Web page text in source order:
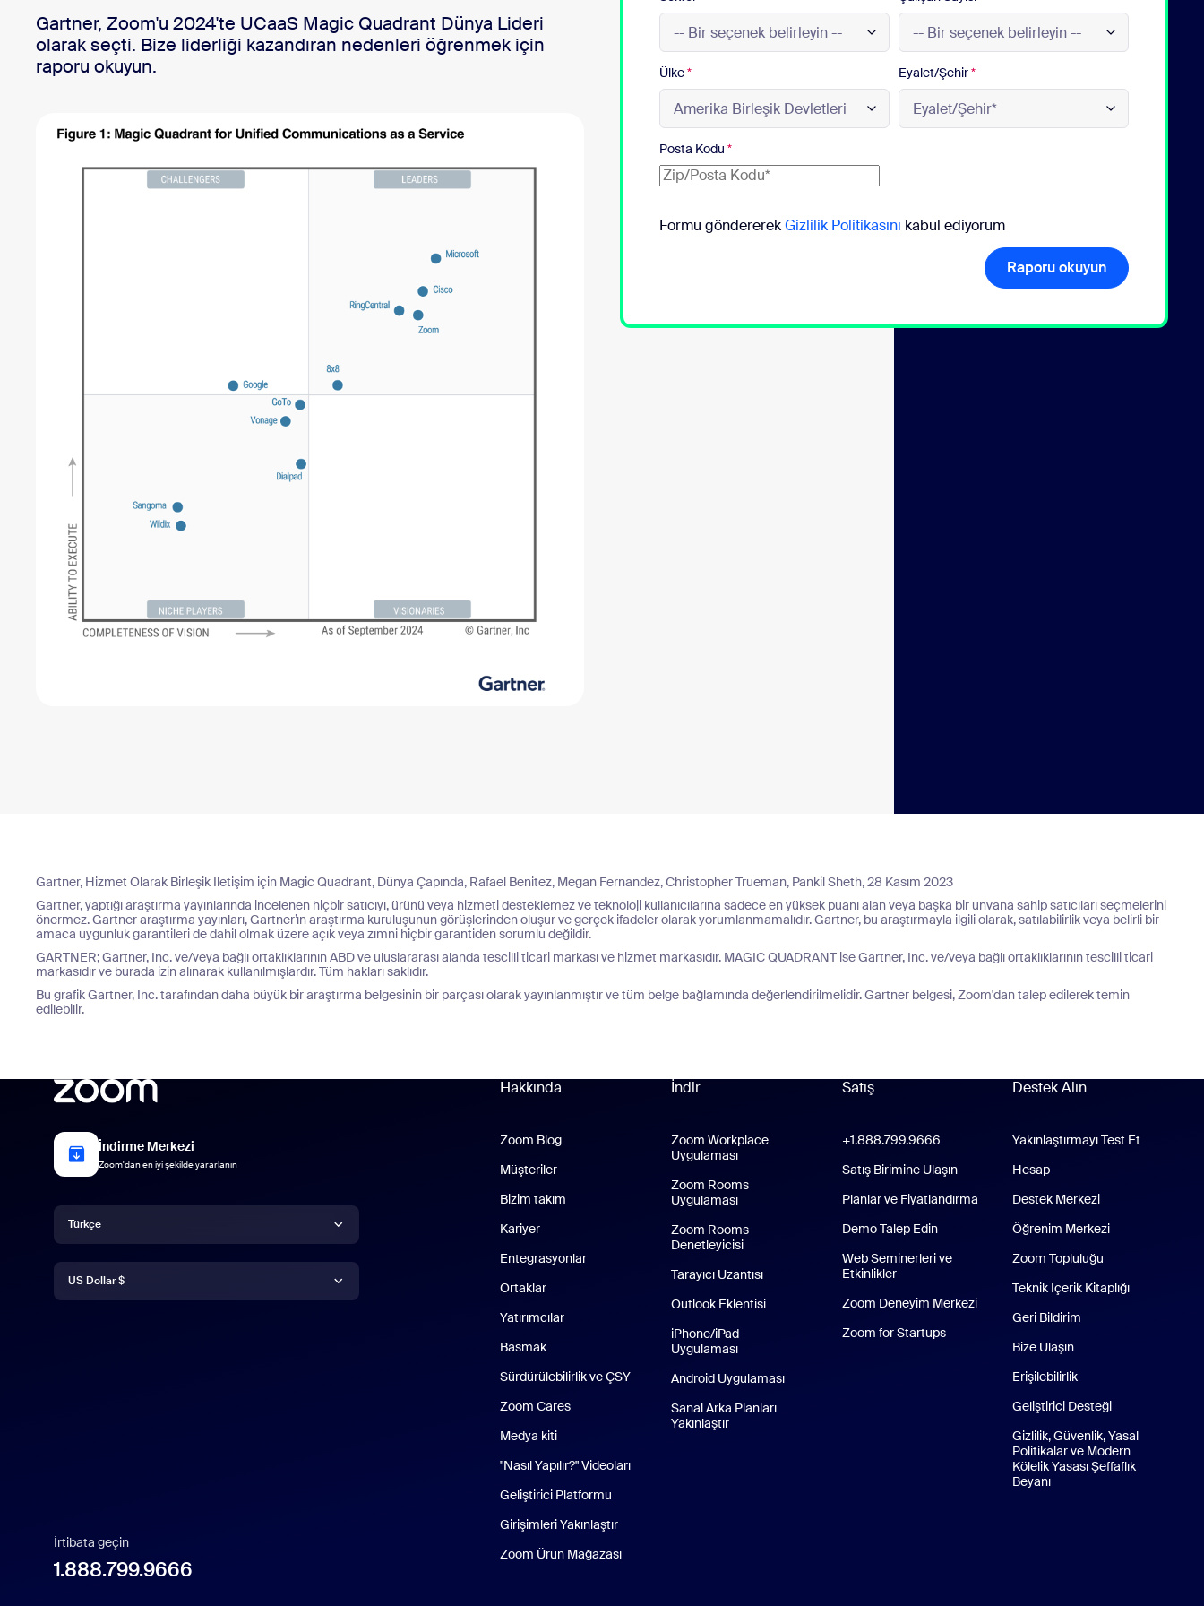
Uygulamalar ve Entegrasyonlar
Bonsai
İndirme Merkezi +1.888.799.9666/+1.888.303.1012
Gartner, Zoom'u 2024'te UCaaS Magic Quadrant Dünya Lideri
olarak seçti. Bize liderliği kazandıran nedenleri öğrenmek için
raporu okuyun.
Ülke* Eyalet/Şehir*
Posta Kodu *
Formu göndererekGizlilik Politikasını kabul ediyorum
Raporu okuyun
Gartner, Hizmet Olarak Birleşik İletişim için Magic Quadrant, Dünya Çapında, Rafael Benitez, Megan Fernandez, Christopher Trueman, Pankil Sheth, 28 Kasım 2023
Gartner, yaptığı araştırma yayınlarında incelenen hiçbir satıcıyı, ürünü veya hizmeti desteklemez ve teknoloji kullanıcılarına sadece en yüksek puanı alan veya başka bir unvana sahip satıcıları seçmelerini
önermez. Gartner araştırma yayınları, Gartner’ın araştırma kuruluşunun görüşlerinden oluşur ve gerçek ifadeler olarak yorumlanmamalıdır. Gartner, bu araştırmayla ilgili olarak, satılabilirlik veya belirli bir
amaca uygunluk garantileri de dahil olmak üzere açık veya zımni hiçbir garantiden sorumlu değildir.
GARTNER; Gartner, Inc. ve/veya bağlı ortaklıklarının ABD ve uluslararası alanda tescilli ticari markası ve hizmet markasıdır. MAGIC QUADRANT ise Gartner, Inc. ve/veya bağlı ortaklıklarının tescilli ticari
markasıdır ve burada izin alınarak kullanılmışlardır. Tüm hakları saklıdır.
Bu grafik Gartner, Inc. tarafından daha büyük bir araştırma belgesinin bir parçası olarak yayınlanmıştır ve tüm belge bağlamında değerlendirilmelidir. Gartner belgesi, Zoom'dan talep edilerek temin
edilebilir.
İndirme Merkezi
Zoom'dan en iyi şekilde yararlanın
Dil
Türkçe
Deutsch
Italiano
Para Birimi
US Dollar $
İrtibata geçin
1.888.799.9666
Hakkında
Zoom Blog
Müşteriler
Bizim takım
Kariyer
Entegrasyonlar
Ortaklar
Yatırımcılar
Basmak
Sürdürülebilirlik ve ÇSY
Zoom Cares
Medya kiti
"Nasıl Yapılır?" Videoları
Geliştirici Platformu
Girişimleri Yakınlaştır
Zoom Ürün Mağazası
İndir
Zoom Workplace
UygulamasıZoom Workplace Uygulaması
Zoom Rooms
UygulamasıZoom Rooms Uygulaması
Zoom Rooms
Denetleyicisi
Tarayıcı Uzantısı
Outlook Eklentisi
iPhone/iPad
UygulamasıiPhone/iPad Uygulaması
Android UygulamasıAndroid Uygulaması
Sanal Arka Planları
Yakınlaştır
Satış
+1.888.799.9666 Çağrı yapmak için tıklayın
Satış Birimine Ulaşın
Planlar ve Fiyatlandırma
Demo Talep Edin
Web Seminerleri ve
Etkinlikler
Zoom Deneyim MerkeziZoom Deneyim Merkezi
Zoom for StartupsZoom for Startups
Destek Alın
Destek Alın
Yakınlaştırmayı Test Et
Hesap
Destek Merkezi
Öğrenim Merkezi
Zoom Topluluğu
Teknik İçerik Kitaplığı
Geri Bildirim
Bize Ulaşın
Erişilebilirlik
Geliştirici Desteği
Gizlilik, Güvenlik, Yasal
Politikalar ve Modern
Kölelik Yasası Şeffaflık
Beyanı